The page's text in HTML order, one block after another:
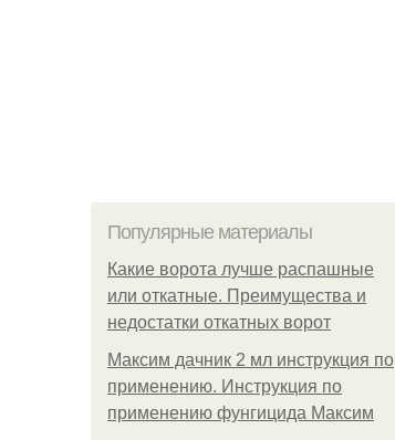
Популярные материалы
Какие ворота лучше распашные
или откатные. Преимущества и
недостатки откатных ворот
Максим дачник 2 мл инструкция по
применению. Инструкция по
применению фунгицида Максим